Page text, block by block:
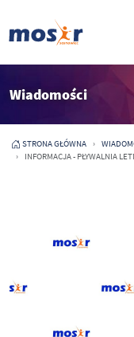
Wiadomości
STRONA GŁÓWNA
INFORMACJA - PŁYWALNIA